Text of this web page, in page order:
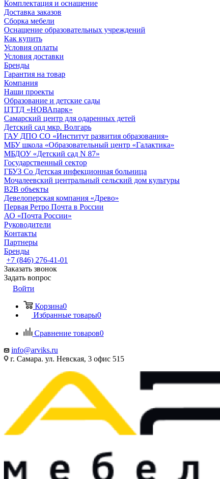
Комплектация и оснащение
Доставка заказов
Сборка мебели
Оснащение образовательных учреждений
Как купить
Условия оплаты
Условия доставки
Бренды
Гарантия на товар
Компания
Наши проекты
Образование и детские сады
ЦТТД «НОВАпарк»
Самарский центр для одаренных детей
Детский сад мкр. Волгарь
ГАУ ДПО СО «Институт развития образования»
МБУ школа «Образовательный центр «Галактика»
МБДОУ «Детский сад N 87»
Государственный сектор
ГБУЗ Со Детская инфекционная больница
Мочалеевский центральный сельский дом культуры
B2B объекты
Девелоперская компания «Древо»
Первая Ретро Почта в России
АО «Почта России»
Руководители
Контакты
Партнеры
Бренды
+7 (846) 276-41-01
Заказать звонок
Задать вопрос
Войти
Корзина0
Избранные товары0
Сравнение товаров0
info@arviks.ru
г. Самара. ул. Невская, 3 офис 515